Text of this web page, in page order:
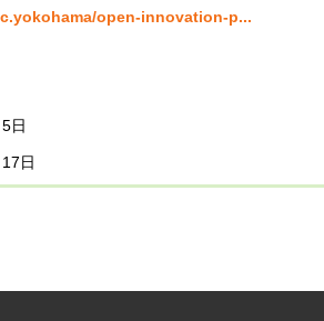
open-innovation-p...
日
日